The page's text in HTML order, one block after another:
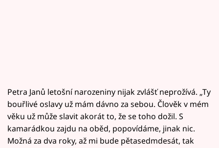
Petra Janů letošní narozeniny nijak zvlášť neprožívá. „Ty
bouřlivé oslavy už mám dávno za sebou. Člověk v mém
věku už může slavit akorát to, že se toho dožil. S
kamarádkou zajdu na oběd, popovídáme, jinak nic.
Možná za dva roky, až mi bude pětasedmdesát, tak